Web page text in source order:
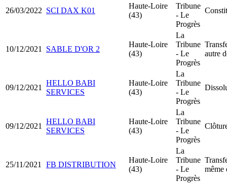
26/03/2022 SCI DAX K01
Haute-Loire
(43)
Tribune
- Le
Progrès
10/12/2021 SABLE D'OR 2
Haute-Loire
(43)
La
Tribune
- Le
Progrès
autre
09/12/2021
HELLO BABI
SERVICES
Haute-Loire
(43)
La
Tribune
- Le
Progrès
09/12/2021
HELLO BABI
SERVICES
Haute-Loire
(43)
La
Tribune
- Le
Progrès
25/11/2021 FB DISTRIBUTION
Haute-Loire
(43)
La
Tribune
- Le
Progrès
même